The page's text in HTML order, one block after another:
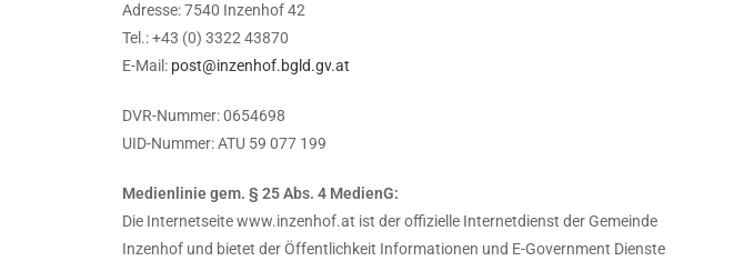
Adresse: 7540 Inzenhof 42
Tel.: +43 (0) 3322 43870
E-Mail: post@inzenhof.bgld.gv.at
DVR-Nummer: 0654698
UID-Nummer: ATU 59 077 199
Medienlinie gem. § 25 Abs. 4 MedienG:
Die Internetseite www.inzenhof.at ist der offizielle Internetdienst der Gemeinde
Inzenhof und bietet der Öffentlichkeit Informationen und E-Government Dienste